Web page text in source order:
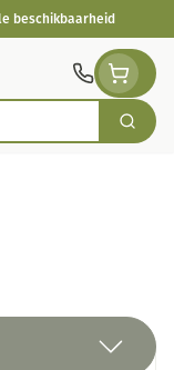
beschikbaarheid
Zoek